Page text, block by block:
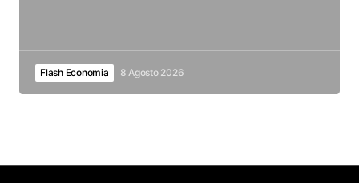
Flash Economia 8 Agosto 2026